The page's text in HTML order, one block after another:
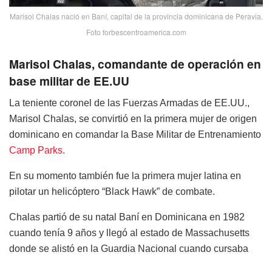
Marisol Chalas nació en Baní, capital de la provincia dominicana de Peravia.
Foto forbescentroamerica.com
Marisol Chalas, comandante de operación en
base militar de EE.UU
La teniente coronel de las Fuerzas Armadas de EE.UU.,
Marisol Chalas, se convirtió en la primera mujer de origen
dominicano en comandar la Base Militar de Entrenamiento
Camp Parks.
En su momento también fue la primera mujer latina en
pilotar un helicóptero “Black Hawk” de combate.
Chalas partió de su natal Baní en Dominicana en 1982
cuando tenía 9 años y llegó al estado de Massachusetts
donde se alistó en la Guardia Nacional cuando cursaba